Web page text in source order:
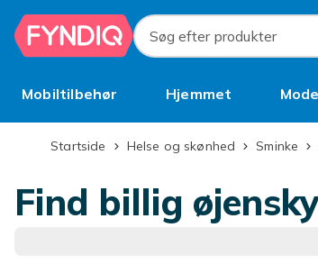
Spring til hovedindhold
Søg efter produkter
Mobiltilbehør Hjemmet
BrugtStartside Helse og skønhed Sminke
Find billig